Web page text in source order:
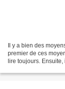
Il y a bien des
premier de ces
lire toujours.